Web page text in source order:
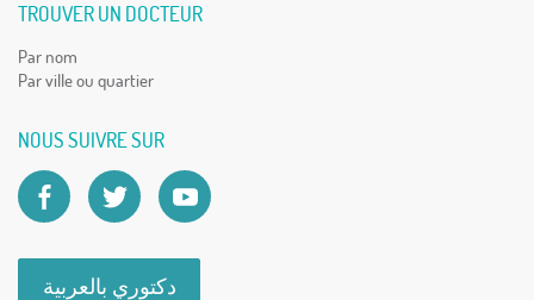
TROUVER UN DOCTEUR
Par nom
Par ville ou quartier
NOUS SUIVRE SUR
دكتوري بالعربية